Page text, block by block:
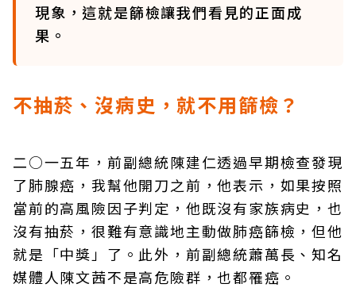
現象，這就是篩檢讓我們看見的正面成
果。
不抽菸、沒病史，就不用篩檢？
二○一五年，前副總統陳建仁透過早期檢查發現
了肺腺癌，我幫他開刀之前，他表示，如果按照
當前的高風險因子判定，他既沒有家族病史，也
沒有抽菸，很難有意識地主動做肺癌篩檢，但他
就是「中獎」了。此外，前副總統蕭萬長、知名
媒體人陳文茜不是高危險群，也都罹癌。